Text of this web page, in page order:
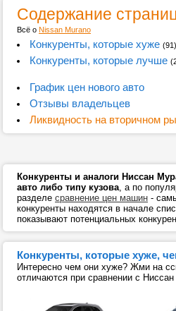
Содержание
Всё о Nissan Murano
Конкуренты, которые хуже (91)
Конкуренты, которые лучше
График цен нового авто
Отзывы владельцев
Ликвидность на вторичном
Конкуренты и аналоги Ниссан
авто либо типу кузова, а по
разделе сравнение цен машин -
конкуренты находятся в начале
показывают потенциальных
Конкуренты, которые хуже,
Интересно чем они хуже? Жми на
отличаются при сравнении с